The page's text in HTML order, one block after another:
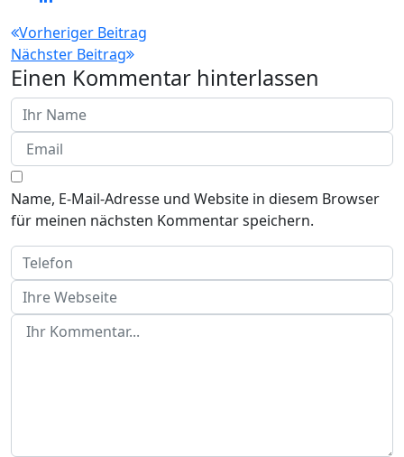
Beitragsnavigation
Vorheriger Beitrag
Nächster Beitrag
Einen Kommentar hinterlassen
Name, E-Mail-Adresse und Website in diesem Browser
für meinen nächsten Kommentar speichern.